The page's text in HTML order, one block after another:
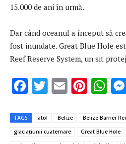
15.000 de ani în urmă.
Dar când oceanul a început să
fost inundate. Great Blue Hole
Reef Reserve System, un sit
F
e
b
T
it
te
E
ai
l
Pi
er
es
W
at
s
TAGS atol Belize
Belize Barrier
glaciaţiunii cuaternare
Great Blue Hole